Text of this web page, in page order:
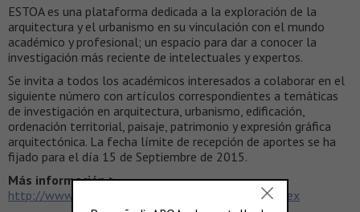
ESTOA es una plataforma dedicada a la exploración de la
arquitectura y el urbanismo en su vinculación con el mundo
académico y profesional; un espacio para dar a conocer la
investigación más reciente de intelectuales y expertos.
Se invita a todos los académicos interesados a colaborar en el
siguiente número con artículos correspondientes a temáticas
de investigación en arquitectura, urbanismo, edificación,
ordenación territorial, paisaje, patrimonio y expresión gráfica
arquitectónica. La fecha límite de recepción de aportes se ha
fijado para el día 15 de Septiembre de 2015.
Más información >
http://www.ucuenca.edu.ec/ojs/index.php/estoa/index